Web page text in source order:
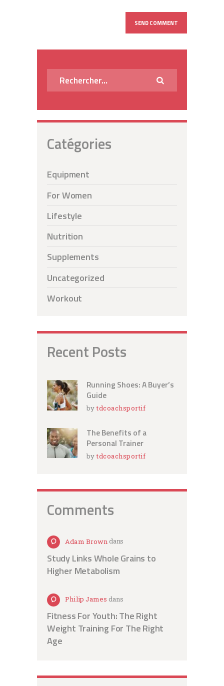
Catégories
Equipment
For Women
Lifestyle
Nutrition
Supplements
Uncategorized
Workout
Recent Posts
Running Shoes: A Buyer’s
Guide
bytdcoachsportif
The Benefits of a
Personal Trainer
bytdcoachsportif
Comments
Adam Browndans
Study Links Whole Grains to
Higher Metabolism
Philip James dans
Fitness For Youth: The Right
Weight Training For The Right
Age